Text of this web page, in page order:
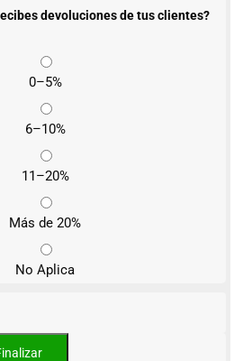
devoluciones de tus clientes?
0–5%
6–10%
11–20%
Más de 20%
No Aplica